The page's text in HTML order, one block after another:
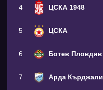
4 ЦСКА 1948
5 ЦСКА
6 Ботев Пловдив
7 Арда Кърджали